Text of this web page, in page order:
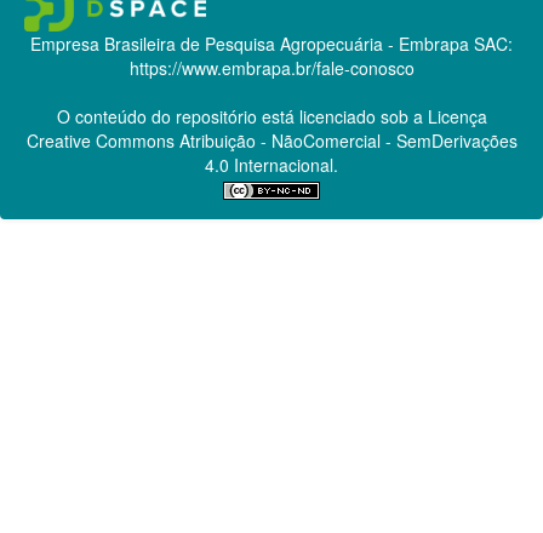
Empresa Brasileira de Pesquisa Agropecuária - Embrapa SAC:
https://www.embrapa.br/fale-conosco
O conteúdo do repositório está licenciado sob a Licença
Creative CommonsAtribuição - NãoComercial - SemDerivações
4.0 Internacional.